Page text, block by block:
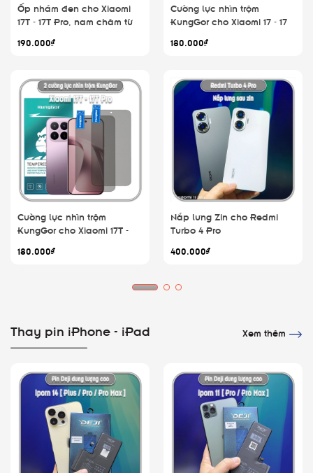
Ốp nhám đen cho Xiaomi
17T - 17T Pro, nam châm từ
190.000₫
Cường lực nhìn trộm
KungGor cho Xiaomi 17 - 17
không viền đen bộ 2 miếng
180.000₫
Cường lực nhìn trộm
KungGor cho Xiaomi 17T -
2 miếng
180.000₫
Nắp lưng Zin cho Redmi
Turbo 4 Pro
400.000₫
Thay pin iPhone - iPad Xem thêm